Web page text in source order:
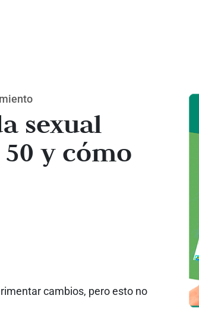
sexual
y cómo
cambios, pero esto no